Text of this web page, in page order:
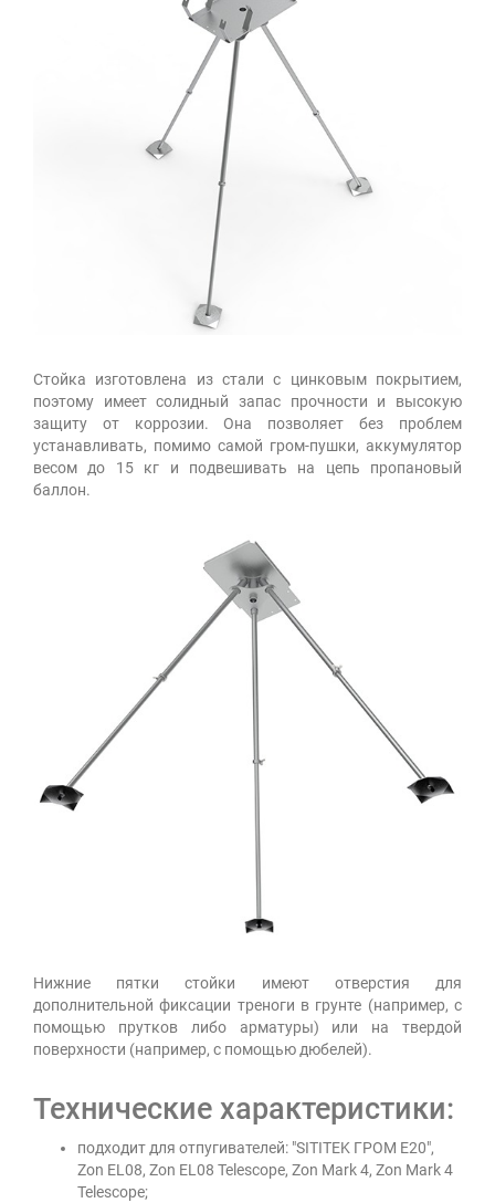
Стойка изготовлена из стали с цинковым покрытием,
поэтому имеет солидный запас прочности и высокую
защиту от коррозии. Она позволяет без проблем
устанавливать, помимо самой гром-пушки, аккумулятор
весом до 15 кг и подвешивать на цепь пропановый
баллон.
Нижние пятки стойки имеют отверстия для
дополнительной фиксации треноги в грунте (например, с
помощью прутков либо арматуры) или на твердой
поверхности (например, с помощью дюбелей).
Технические характеристики:
подходит для отпугивателей: "SITITEK ГРОМ E20",
Zon EL08, Zon EL08 Telescope, Zon Mark 4, Zon Mark 4
Telescope;